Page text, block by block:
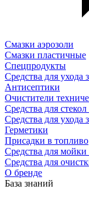
Смазки аэрозоли
Смазки пластичные
Спецпродукты
Средства для ухода
Антисептики
Очистители
Средства для стекол
Средства для ухода
Герметики
Присадки в топливо
Средства для мойки
Средства для
О бренде
База знаний